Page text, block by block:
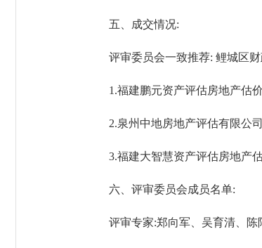
五、成交情况:
评审委员会一致推荐: 鲤城区财
1.福建鹏元资产评估房地产估价
2.泉州中地房地产评估有限公司
3.福建大智慧资产评估房地产估
六、评审委员会成员名单:
评审专家:郑向军、吴育清、陈